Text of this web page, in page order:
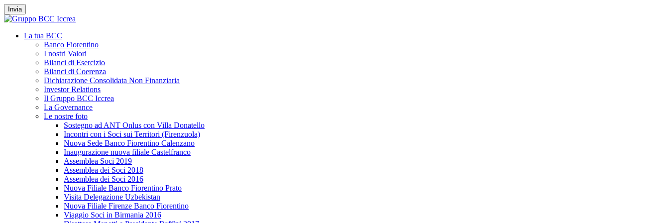
Invia
La tua BCC
Banco Fiorentino
I nostri Valori
Bilanci di Esercizio
Bilanci di Coerenza
Dichiarazione Consolidata Non Finanziaria
Investor Relations
Il Gruppo BCC Iccrea
La Governance
Le nostre foto
Sostegno ad ANT Onlus con Villa Donatello
Incontri con i Soci sui Territori (Firenzuola)
Nuova Sede Banco Fiorentino Calenzano
Inaugurazione nuova filiale Castelfranco
Assemblea Soci 2019
Assemblea dei Soci 2018
Assemblea dei Soci 2016
Nuova Filiale Banco Fiorentino Prato
Visita Delegazione Uzbekistan
Nuova Filiale Firenze Banco Fiorentino
Viaggio Soci in Birmania 2016